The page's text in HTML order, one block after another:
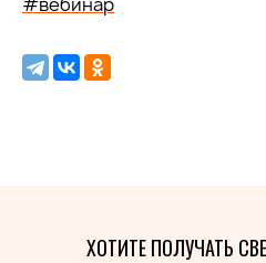
ХОТИТЕ ПОЛУЧАТЬ